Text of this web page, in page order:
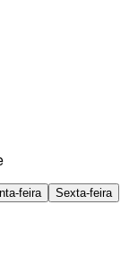
feira
Sexta-feira